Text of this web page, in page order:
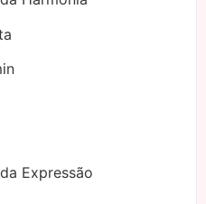
Expressão